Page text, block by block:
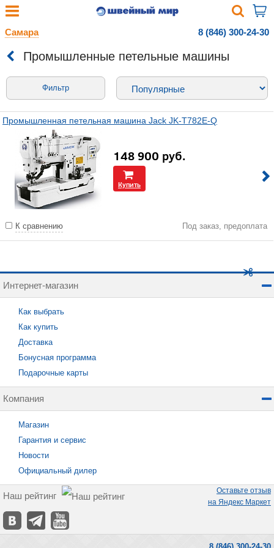
Самара 8 (846) 300-24-30
Промышленные петельные машины
Фильтр
Промышленная петельная машина Jack JK-T782E-Q
148 900 руб.
Купить
К сравнению Под заказ, предоплата
Интернет-магазин
Как выбрать
Как купить
Доставка
Бонусная программа
Подарочные карты
Компания
Магазин
Гарантия и сервис
Новости
Официальный дилер
Наш рейтинг
Оставьте отзыв
на Яндекс Маркет